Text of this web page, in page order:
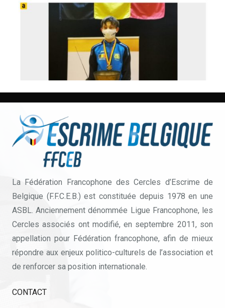
La Fédération Francophone des Cercles d’Escrime de
Belgique (F.F.C.E.B.) est constituée depuis 1978 en une
ASBL. Anciennement dénommée Ligue Francophone, les
Cercles associés ont modifié, en septembre 2011, son
appellation pour Fédération francophone, afin de mieux
répondre aux enjeux politico-culturels de l’association et
de renforcer sa position internationale.
CONTACT